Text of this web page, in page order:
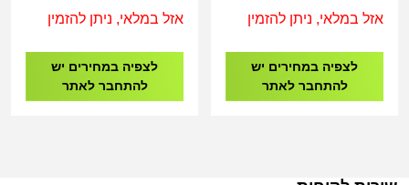
X3D ICE AMD AM5
אזל במלאי, ניתן להזמין
לצפיה במחירים יש
להתחבר לאתר
WF6E Socket Ryzen
אזל במלאי, ניתן להזמין
לצפיה במחירים יש
להתחבר לאתר